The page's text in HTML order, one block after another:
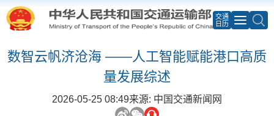
交通
日历
数智云帆济沧海 ——人工智能赋能港口高质
量发展综述
2026-05-25 08:49来源: 中国交通新闻网